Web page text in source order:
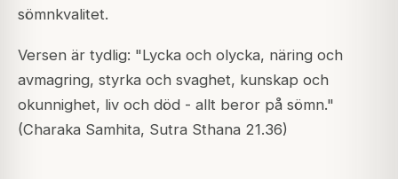
sömnkvalitet.
Versen är tydlig: "Lycka och olycka, näring och
avmagring, styrka och svaghet, kunskap och
okunnighet, liv och död - allt beror på sömn."
(Charaka Samhita, Sutra Sthana 21.36)